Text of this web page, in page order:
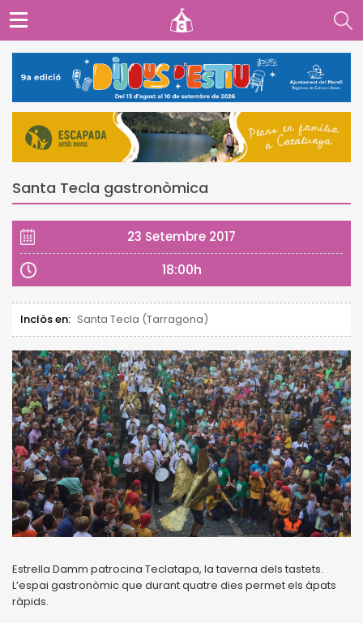
Santa Tecla gastronòmica
23 Setembre 2017
18:00h
Inclòs en: Santa Tecla (Tarragona)
Estrella Damm patrocina Teclatapa, la taverna dels tastets.
L’espai gastronòmic que durant quatre dies permet els àpats
ràpids.